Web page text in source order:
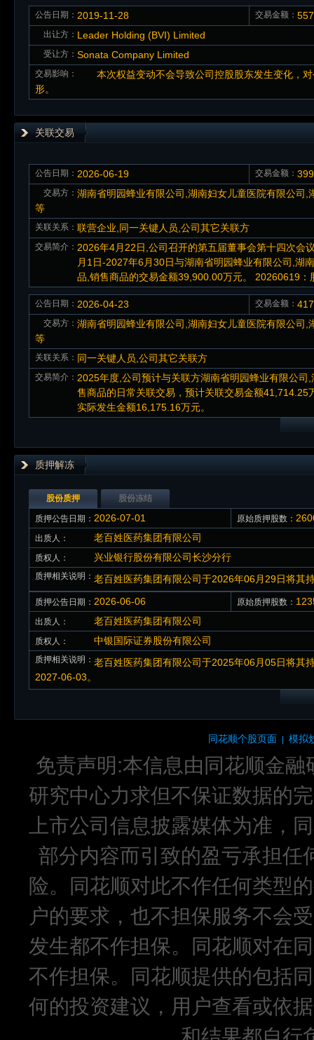
公告日期： 2019-11-28 交易金额：
出让方： Leader Holding (BVI) Limited
受让方： Sonata Company Limited
交易影响：
本次权益变动不会导致公司控股股东发生变化，对
形。
关联交易
公告日期： 2026-06-19 交易金额：
交易方： 湖南省明园蜂业有限公司,湖南妇女儿童医院有限公司,
等
关联关系： 联营企业,同一关键人员,公司其它关联方
交易简介： 2026年4月22日,公司召开的第五届董事会第十四次会
月1日-2027年6月30日与湖南省明园蜂业有限公司,湖
品,销售商品的交易金额39,900.00万元。 20260619：
公告日期： 2026-04-23 交易金额：
交易方： 湖南省明园蜂业有限公司,湖南妇女儿童医院有限公司,
等
关联关系： 同一关键人员,公司其它关联方
交易简介： 2025年度,公司预计与关联方湖南省明园蜂业有限公
售商品的日常关联交易，预计关联交易金额
实际发生金额16,175.16万元。
质押解冻
股份质押 股份冻结
质押公告日期： 2026-07-01 原始质押股数：
出质人： 老百姓医药集团有限公司
质权人： 兴业银行股份有限公司长沙分行
质押相关说明： 老百姓医药集团有限公司于2026年06月29日将其
质押公告日期： 2026-06-06 原始质押股数：
出质人： 老百姓医药集团有限公司
质权人： 中银国际证券股份有限公司
质押相关说明： 老百姓医药集团有限公司于2025年06月05日将其
2027-06-03。
同花顺个股页面 模拟
免责声明:本信息由同花顺金
研究中心力求但不保证数据的
上市公司信息披露媒体为准，
部分内容而引致的盈亏承担任
险。同花顺对此不作任何类型
户的要求，也不担保服务不会
发生都不作担保。同花顺对在
不作担保。同花顺提供的包括
何的投资建议，用户查看或依